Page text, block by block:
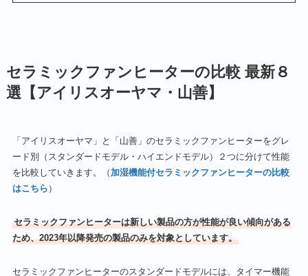
セラミックファンヒーターの比較 最新８
選【アイリスオーヤマ・山善】
「アイリスオーヤマ」と「山善」のセラミックファンヒーターをグレ
ード別（スタンダードモデル・ハイエンドモデル）２つに分けて性能
を比較していきます。（加湿機能付セラミックファンヒーターの比較
はこちら ）
セラミックファンヒーターは新しい製品の方が性能が良い傾向がある
ため、2023年以降発売の製品のみを対象としています。
セラミックファンヒーターのスタンダードモデルには、タイマー機能